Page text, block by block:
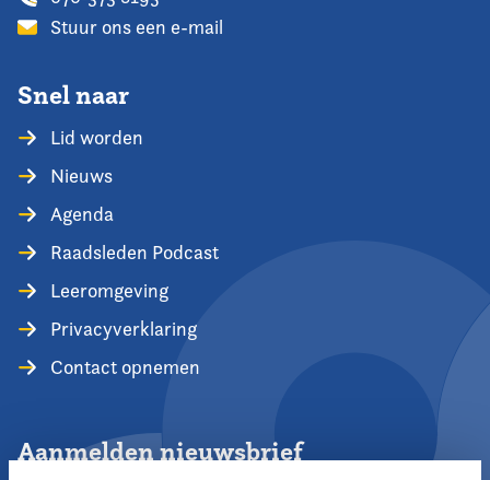
Stuur ons een e-mail
Snel naar
Lid worden
Nieuws
Agenda
Raadsleden Podcast
Leeromgeving
Privacyverklaring
Contact opnemen
Aanmelden nieuwsbrief